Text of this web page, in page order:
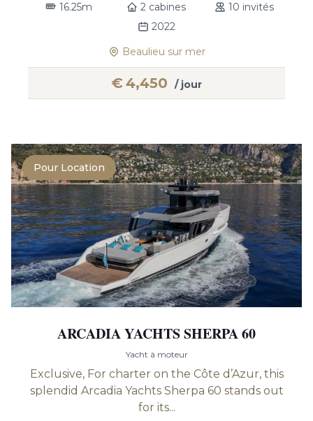
16.25m 2 cabines
10 invités
2022
Beaulieu sur mer
€4,450 / jour
Pour Location
ARCADIA YACHTS SHERPA 60
Yacht à moteur
Exclusive, For charter on the Côte d’Azur, this
splendid Arcadia Yachts Sherpa 60 stands out
for its...